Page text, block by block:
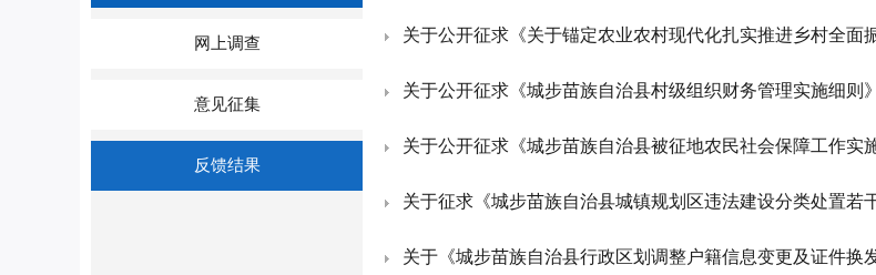
网上调查
意见征集
反馈结果
关于公开征求《关于锚定农业农村现代化扎实推进乡村全面
关于公开征求《城步苗族自治县村级组织财务管理实施细则
关于公开征求《城步苗族自治县被征地农民社会保障工作实
关于征求《城步苗族自治县城镇规划区违法建设分类处置若